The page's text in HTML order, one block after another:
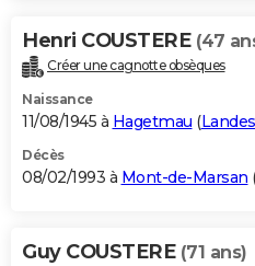
Henri COUSTERE (47
Créer une cagnotte obsèques
Naissance
11/08/1945 à Hagetmau (Landes
Décès
08/02/1993 à Mont-de-Marsan
Guy COUSTERE (71 ans)